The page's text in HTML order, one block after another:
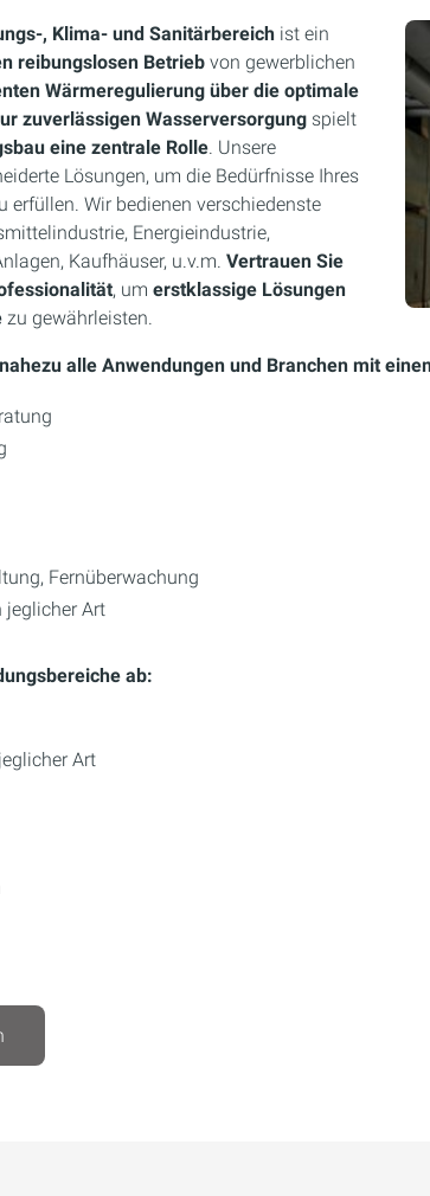
, Klima- und Sanitärbereich ist ein
reibungslosen Betrieb von gewerblichen
Wärmeregulierung über die optimale
zuverlässigen Wasserversorgung spielt
eine zentrale Rolle. Unsere
Lösungen, um die Bedürfnisse Ihres
erfüllen. Wir bedienen verschiedenste
Energieindustrie,
Kaufhäuser, u.v.m. Vertrauen Sie
, um erstklassige Lösungen
zu gewährleisten.
alle Anwendungen und Branchen mit
Fernüberwachung
jeglicher Art
ab:
Art